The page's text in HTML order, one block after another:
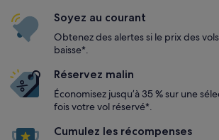
Soyez au courant
Obtenez des alertes si le prix des
baisse*.
Réservez malin
Économisez jusqu’à 35 % sur une
fois votre vol réservé*.
Cumulez les récompenses